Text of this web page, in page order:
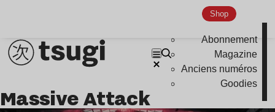
Shop
Abonnement
Magazine
Anciens numéros
Goodies
Massive Attack